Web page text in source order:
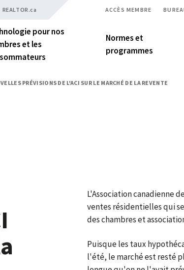
REALTOR.ca ACCÈS MEMBRE
pour nos
et les
Normes et
programmes
PRÉVISIONS DE L'ACI SUR LE MARCHÉ DE LA REVENTE
L'Association canadienne
ventes résidentielles qui
des chambres et
Puisque les taux
l'été, le marché est resté